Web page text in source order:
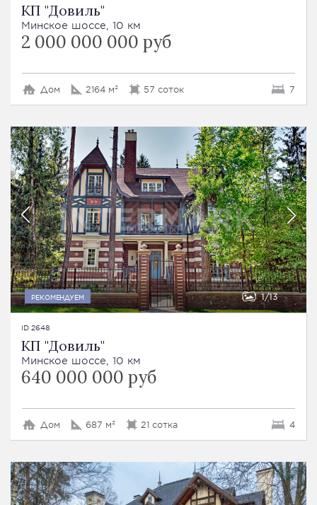
КП "Довиль"
Минское шоссе, 10 км
2 000 000 000 руб
Дом 2164 м² 57 соток 7
РЕКОМЕНДУЕМ 1 13
ID 2648
КП "Довиль"
Минское шоссе, 10 км
640 000 000 руб
Дом 687 м² 21 сотка 4